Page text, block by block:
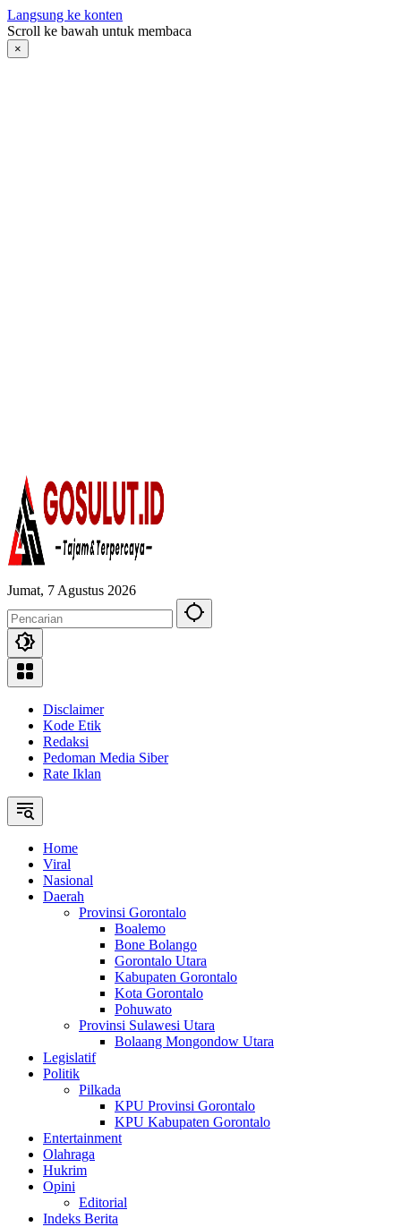
Langsung ke konten
Scroll ke bawah untuk membaca
×
Jumat, 7 Agustus 2026
Disclaimer
Kode Etik
Redaksi
Pedoman Media Siber
Rate Iklan
Home
Viral
Nasional
Daerah
Provinsi Gorontalo
Boalemo
Bone Bolango
Gorontalo Utara
Kabupaten Gorontalo
Kota Gorontalo
Pohuwato
Provinsi Sulawesi Utara
Bolaang Mongondow Utara
Legislatif
Politik
Pilkada
KPU Provinsi Gorontalo
KPU Kabupaten Gorontalo
Entertainment
Olahraga
Hukrim
Opini
Editorial
Indeks Berita